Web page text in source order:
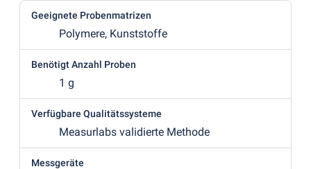
Geeignete Probenmatrizen
Polymere, Kunststoffe
Benötigt Anzahl Proben
1 g
Verfügbare Qualitätssysteme
Measurlabs validierte Methode
Messgeräte